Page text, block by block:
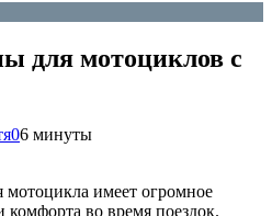
для мотоциклов с
06 минуты
имеет огромное
комфорта во время поездок.